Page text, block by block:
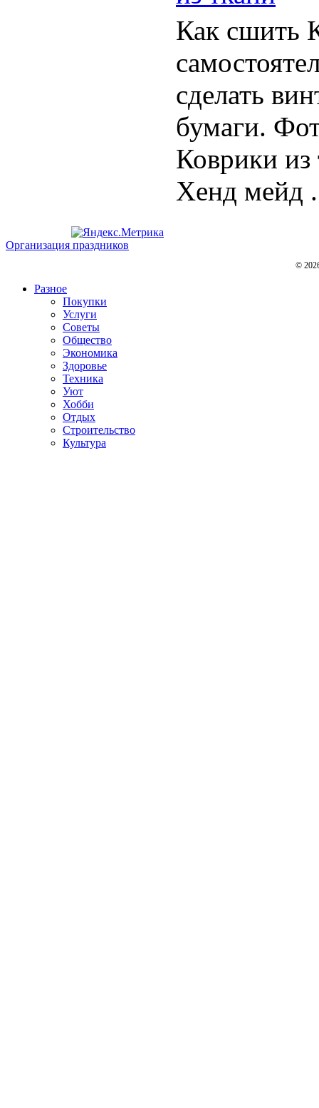
Как сшить
сделать
бумаги.
Коврики из
Хенд мейд
Организация праздников
©
Разное
Покупки
Услуги
Советы
Общество
Экономика
Здоровье
Техника
Уют
Хобби
Отдых
Строительство
Культура